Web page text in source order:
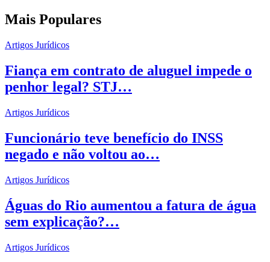
Mais Populares
Artigos Jurídicos
Fiança em contrato de aluguel impede o
penhor legal? STJ…
Artigos Jurídicos
Funcionário teve benefício do INSS
negado e não voltou ao…
Artigos Jurídicos
Águas do Rio aumentou a fatura de água
sem explicação?…
Artigos Jurídicos